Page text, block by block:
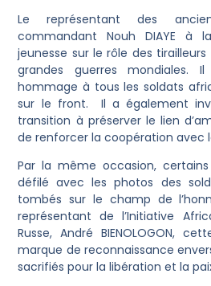
Le représentant des
commandant Nouh DIAYE à
jeunesse sur le rôle des
grandes guerres mondiales.
hommage à tous les soldats
sur le front. Il a également
transition à préserver le lien
de renforcer la coopération avec
Par la même occasion,
défilé avec les photos des
tombés sur le champ de
représentant de l’Initiative
Russe, André BIENOLOGON,
marque de reconnaissance
sacrifiés pour la libération et la